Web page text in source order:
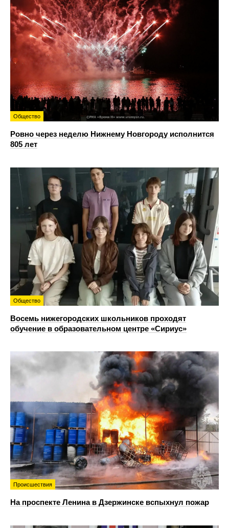
Общество
Ровно через неделю Нижнему Новгороду исполнится
805 лет
Общество
Восемь нижегородских школьников проходят
обучение в образовательном центре «Сириус»
Происшествия
На проспекте Ленина в Дзержинске вспыхнул пожар